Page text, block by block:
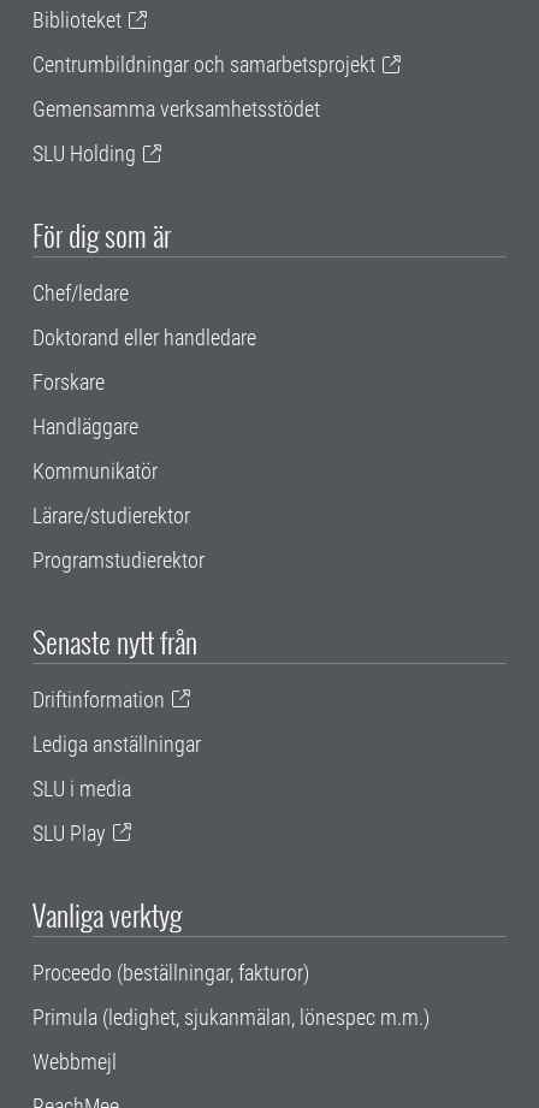
Biblioteket
Centrumbildningar och samarbetsprojekt
Gemensamma verksamhetsstödet
SLU Holding
För dig som är
Chef/ledare
Doktorand eller handledare
Forskare
Handläggare
Kommunikatör
Lärare/studierektor
Programstudierektor
Senaste nytt från
Driftinformation
Lediga anställningar
SLU i media
SLU Play
Vanliga verktyg
Proceedo (beställningar, fakturor)
Primula (ledighet, sjukanmälan, lönespec m.m.)
Webbmejl